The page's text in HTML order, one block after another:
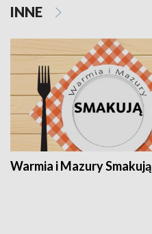
INNE
Warmia i Mazury Smakują